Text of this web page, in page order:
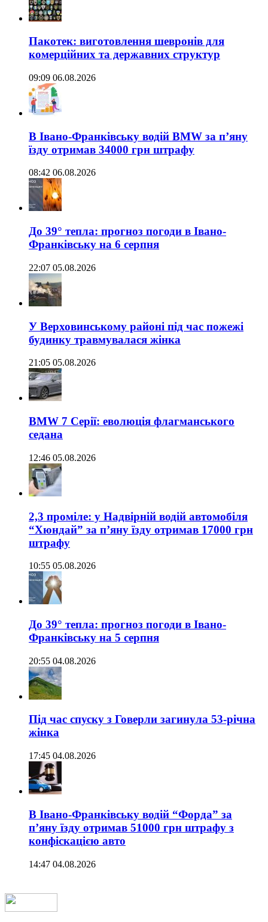
Пакотек: виготовлення шевронів для
комерційних та державних структур
09:09 06.08.2026
В Івано-Франківську водій BMW за п’яну
їзду отримав 34000 грн штрафу
08:42 06.08.2026
До 39° тепла: прогноз погоди в Івано-
Франківську на 6 серпня
22:07 05.08.2026
У Верховинському районі під час пожежі
будинку травмувалася жінка
21:05 05.08.2026
BMW 7 Серії: еволюція флагманського
седана
12:46 05.08.2026
2,3 проміле: у Надвірній водій автомобіля
“Хюндай” за п’яну їзду отримав 17000 грн
штрафу
10:55 05.08.2026
До 39° тепла: прогноз погоди в Івано-
Франківську на 5 серпня
20:55 04.08.2026
Під час спуску з Говерли загинула 53-річна
жінка
17:45 04.08.2026
В Івано-Франківську водій “Форда” за
п’яну їзду отримав 51000 грн штрафу з
конфіскацією авто
14:47 04.08.2026